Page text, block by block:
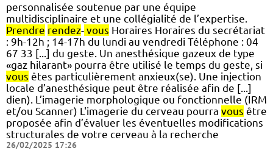
personnalisée soutenue par une équipe
multidisciplinaire et une collégialité de l’expertise.
Prendre rendez- vous Horaires Horaires du secrétariat
: 9h-12h ; 14-17h du lundi au vendredi Téléphone : 04
67 33 [...] du geste. Un anesthésique gazeux de type
«gaz hilarant» pourra être utilisé le temps du geste, si
vous êtes particulièrement anxieux(se). Une injection
locale d’anesthésique peut être réalisée afin de [...]
dien). L’imagerie morphologique ou fonctionnelle (IRM
et/ou Scanner) L'imagerie du cerveau pourra vous être
proposée afin d’évaluer les éventuelles modifications
structurales de votre cerveau à la recherche
26/02/2025 17:26